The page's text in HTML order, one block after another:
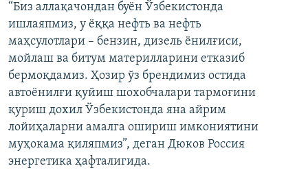
“Биз аллақачондан буён Ўзбекистонда
ишлаяпмиз, у ёққа нефть ва нефть
маҳсулотлари – бензин, дизель ёнилғиси,
мойлаш ва битум материлларини етказиб
бермоқдамиз. Ҳозир ўз брендимиз остида
автоёнилғи қуйиш шохобчалари тармоғини
қуриш дохил Ўзбекистонда яна айрим
лойиҳаларни амалга ошириш имкониятини
муҳокама қиляпмиз”, деган Дюков Россия
энергетика ҳафталигида.